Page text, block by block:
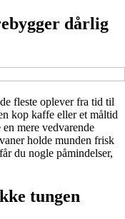
dårlig
fleste oplever fra tid til
kop kaffe eller et måltid
mere vedvarende
holde munden frisk
du nogle påmindelser,
tungen